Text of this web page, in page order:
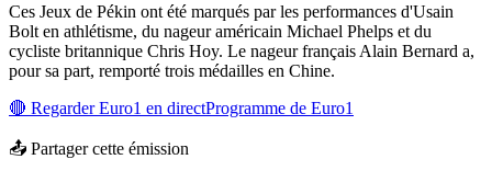
Ces Jeux de Pékin ont été marqués par les performances d'Usain
Bolt en athlétisme, du nageur américain Michael Phelps et du
cycliste britannique Chris Hoy. Le nageur français Alain Bernard a,
pour sa part, remporté trois médailles en Chine.
🔴 RegarderEuro1 en directProgramme de Euro1
📤 Partager cette émission